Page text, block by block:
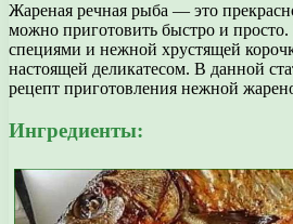
Жареная речная рыба — это
можно приготовить быстро и
специями и нежной хрустящей
настоящей деликатесом. В данной
рецепт приготовления нежной
Ингредиенты: